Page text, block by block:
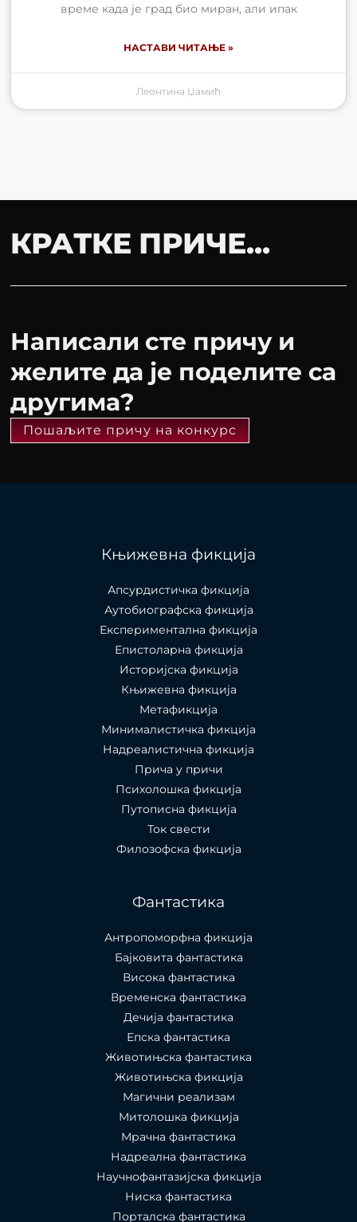
време када је град био миран, али ипак
НАСТАВИ ЧИТАЊЕ »
Леонтина Џамић
КРАТКЕ ПРИЧЕ...
Написали сте причу и
желите да је поделите са
другима?
Пошаљите причу на конкурс
Књижевна фикција
Апсурдистичка фикција
Аутобиографска фикција
Експериментална фикција
Епистоларна фикција
Историјска фикција
Књижевна фикција
Метафикција
Минималистичка фикција
Надреалистична фикција
Прича у причи
Психолошкa фикција
Путописна фикција
Ток свести
Филозофска фикција
Фантастика
Антропоморфна фикција
Бајковита фантастика
Висока фантастика
Временска фантастика
Дечија фантастика
Епска фантастика
Животињска фантастика
Животињска фикција
Магични реализам
Митолошка фикција
Мрачна фантастика
Надреална фантастика
Научнофантазијска фикција
Ниска фантастика
Порталска фантастика​